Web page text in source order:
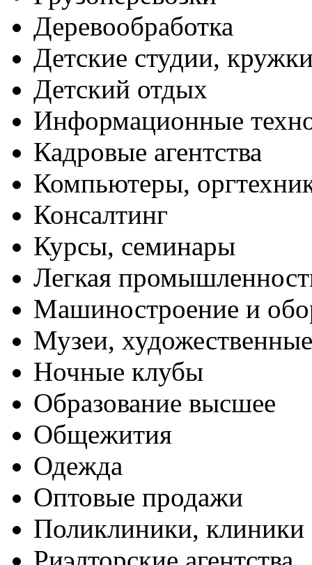
Деревообработка
Детские студии,
Детский отдых
Информационные
Кадровые агентства
Компьютеры,
Консалтинг
Курсы, семинары
Легкая
Машиностроение и
Музеи,
Ночные клубы
Образование высшее
Общежития
Одежда
Оптовые продажи
Поликлиники, клиники